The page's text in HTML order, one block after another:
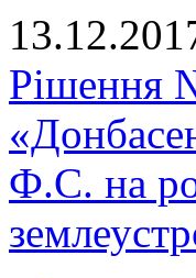
Рішення
Ф.С. на